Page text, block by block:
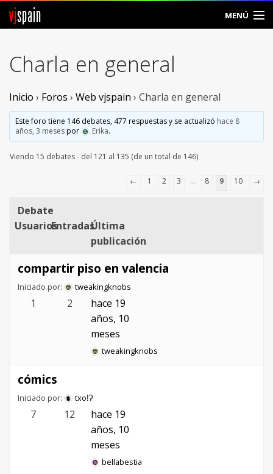
vjspain MENÚ
Foros
Noticias
Vjspain
Ayuda
Entrar
Charla en general
Inicio › Foros › Web vjspain › Charla en general
Este foro tiene 146 debates, 477 respuestas y se actualizó hace 8
años, 3 mesespor Erika.
Viendo 15 debates - del 121 al 135 (de un total de 146)
← 1 2 3 … 8 9 10 →
Debate
UsuariosEntradasÚltima
publicación
compartir piso en valencia
Iniciado por: tweakingknobs
1 2
hace 19
años, 10
meses
tweakingknobs
cómics
Iniciado por: txoǃʔ
7 12
hace 19
años, 10
meses
bellabestia